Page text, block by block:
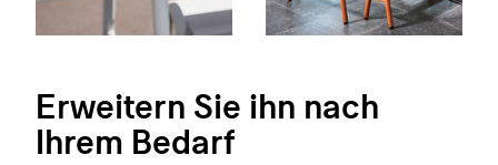
Erweitern Sie ihn nach
Ihrem Bedarf